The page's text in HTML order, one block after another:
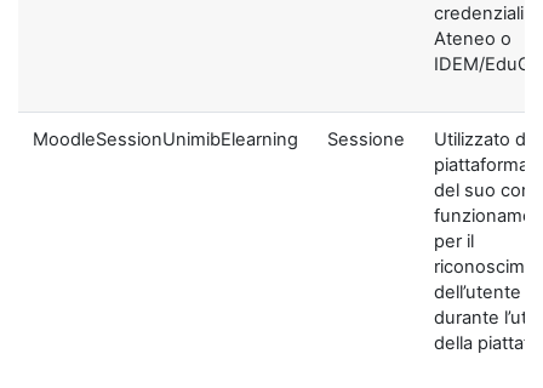
credenziali di
Ateneo o
IDEM/
MoodleSessionUnimibElearning Sessione
Utilizzato
piattaforma
del suo
per il
dell’utente
durante
della